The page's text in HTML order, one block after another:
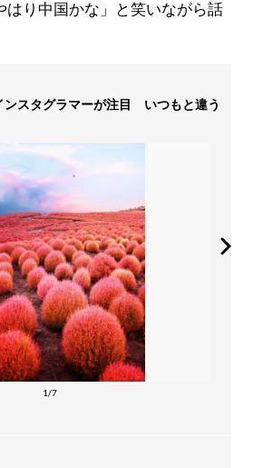
はり中国かな」と笑いながら話
ンスタグラマーが注目 いつもと違う
1/7